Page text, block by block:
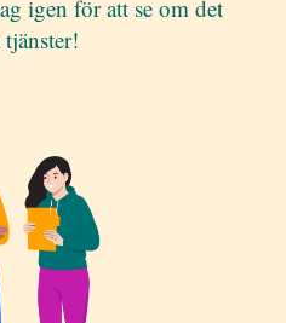
igen för att se om det